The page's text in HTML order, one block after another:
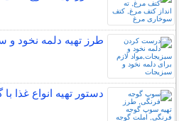
طرز تهیه دلمه نخود و
دستور تهیه انواع غذا